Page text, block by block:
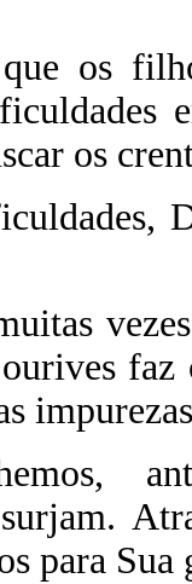
que os
os
faz
para Sua